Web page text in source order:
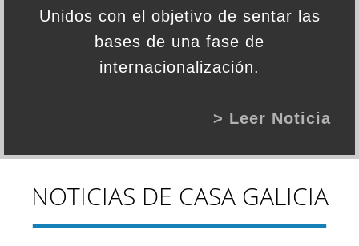
Unidos con el objetivo de sentar las
bases de una fase de
internacionalización.
> Leer Noticia
NOTICIAS DE CASA GALICIA